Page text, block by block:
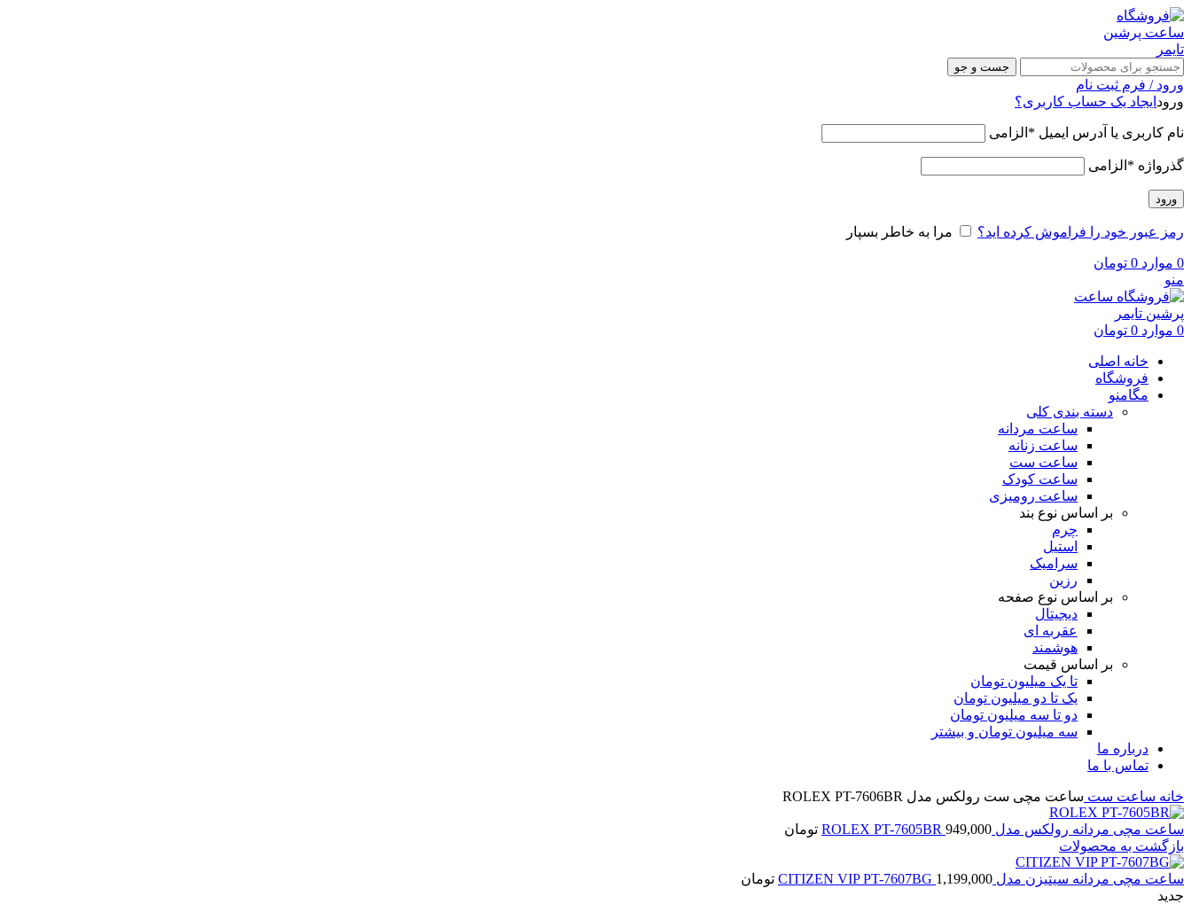
جست و جو
ورود / فرم ثبت نام
ورود ایجاد یک حساب کاربری؟
نام کاربری یا آدرس ایمیل * الزامی
گذرواژه * الزامی
ورود
رمز عبور خود را فراموش کرده اید؟ مرا به خاطر بسپار
0 موارد 0 تومان
منو
0 موارد 0 تومان
خانه اصلی
فروشگاه
مگامنو
دسته بندی کلی
ساعت مردانه
ساعت زنانه
ساعت ست
ساعت کودک
ساعت رومیزی
بر اساس نوع بند
چرم
استیل
سرامیک
رزین
بر اساس نوع صفحه
دیجیتال
عقربه ای
هوشمند
بر اساس قیمت
تا یک میلیون تومان
یک تا دو میلیون تومان
دو تا سه میلیون تومان
سه میلیون تومان و بیشتر
درباره ما
تماس با ما
خانه ساعت ست ساعت مچی ست رولکس مدل ROLEX PT-7606BR
ساعت مچی مردانه رولکس مدل ROLEX PT-7605BR 949,000
تومان
بازگشت به محصولات
ساعت مچی مردانه سیتیزن مدل CITIZEN VIP PT-7607BG 1,199,000
تومان
جدید